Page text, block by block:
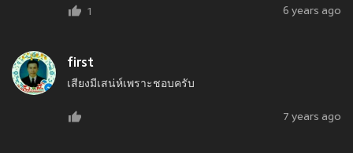
1 6 years ago
first
เสียงมีเสน่ห์เพราะชอบครับ
7 years ago